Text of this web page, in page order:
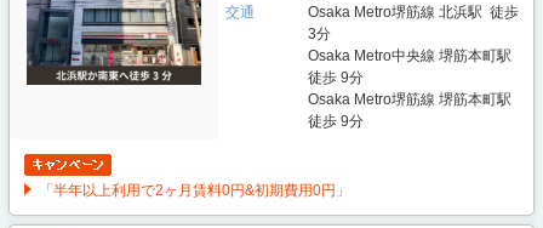
交通
Osaka Metro堺筋線 北浜駅 徒歩
3分
Osaka Metro中央線 堺筋本町駅
徒歩 9分
Osaka Metro堺筋線 堺筋本町駅
徒歩 9分
「半年以上利用で2ヶ月賃料0円&初期費用0円」